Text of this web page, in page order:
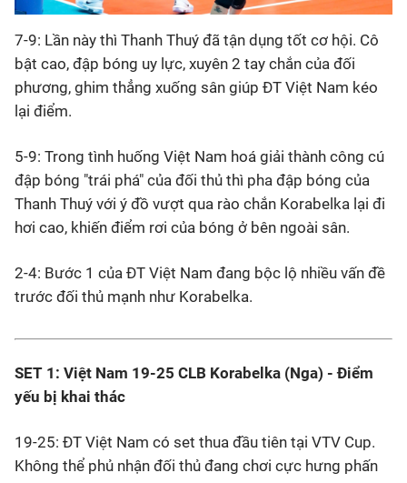
7-9: Lần này thì Thanh Thuý đã tận dụng tốt cơ hội. Cô
bật cao, đập bóng uy lực, xuyên 2 tay chắn của đối
phương, ghim thẳng xuống sân giúp ĐT Việt Nam kéo
lại điểm.
5-9: Trong tình huống Việt Nam hoá giải thành công cú
đập bóng "trái phá" của đối thủ thì pha đập bóng của
Thanh Thuý với ý đồ vượt qua rào chắn Korabelka lại đi
hơi cao, khiến điểm rơi của bóng ở bên ngoài sân.
2-4: Bước 1 của ĐT Việt Nam đang bộc lộ nhiều vấn đề
trước đối thủ mạnh như Korabelka.
SET 1: Việt Nam 19-25 CLB Korabelka (Nga) - Điểm
yếu bị khai thác
19-25: ĐT Việt Nam có set thua đầu tiên tại VTV Cup.
Không thể phủ nhận đối thủ đang chơi cực hưng phấn